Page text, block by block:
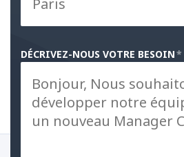
DÉCRIVEZ-NOUS VOTRE BESOIN*